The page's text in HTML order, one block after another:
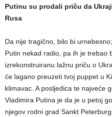
Putinu su prodali priču da
Rusa
Da nije tragično, bilo bi
Putin nekad radio, pa ih je trebao
izrekonstruiranu lažnu priču o
će lagano preuzeti tvoj puppet u
klimavac. A posljedica te najveće
Vladimira Putina je da je u petoj
njegov rodni grad Sankt Peterburg.